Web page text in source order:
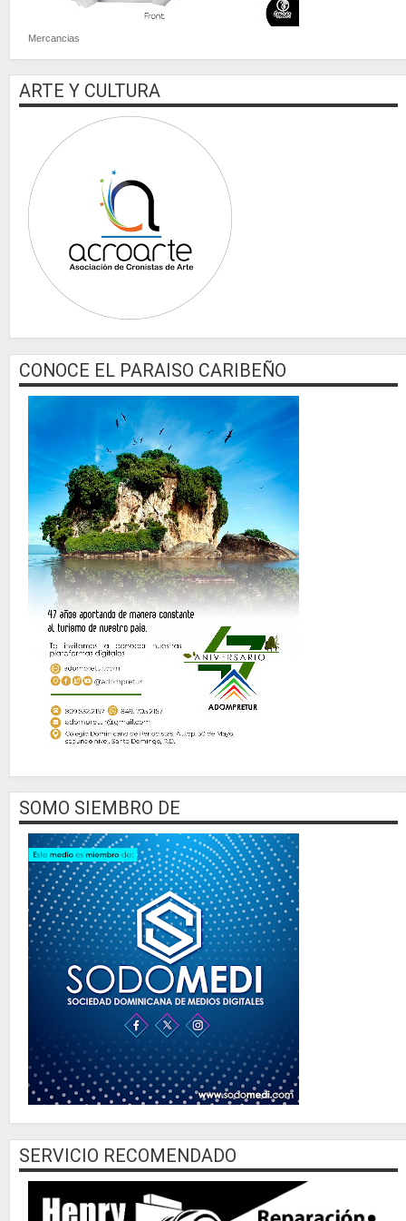
Mercancias
ARTE Y CULTURA
CONOCE EL PARAISO CARIBEÑO
SOMO SIEMBRO DE
SERVICIO RECOMENDADO